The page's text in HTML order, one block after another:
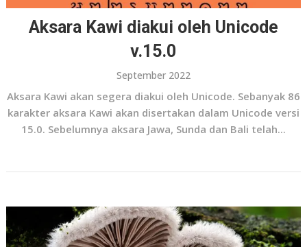
Aksara Kawi diakui oleh Unicode
v.15.0
September 2022
Aksara Kawi akan segera diakui oleh Unicode. Sebanyak 86
karakter aksara Kawi akan disertakan dalam Unicode versi
15.0. Sebelumnya aksara Jawa, Sunda dan Bali telah...